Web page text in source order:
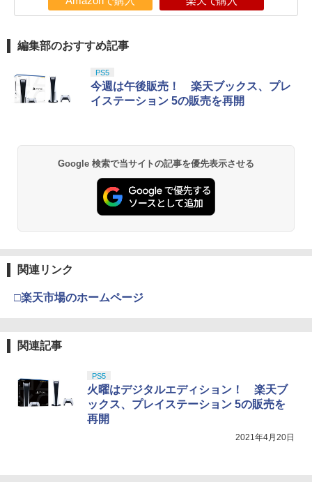
編集部のおすすめ記事
PS5
今週は午後販売！ 楽天ブックス、プレ
イステーション 5の販売を再開
Google 検索で当サイトの記事を優先表示させる
関連リンク
□楽天市場のホームページ
関連記事
PS5
火曜はデジタルエディション！ 楽天ブ
ックス、プレイステーション 5の販売を
再開
2021年4月20日